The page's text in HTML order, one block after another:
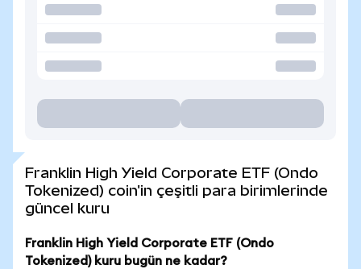
Franklin High Yield Corporate ETF (Ondo
Tokenized) coin'in çeşitli para birimlerinde
güncel kuru
Franklin High Yield Corporate ETF (Ondo
Tokenized) kuru bugün ne kadar?